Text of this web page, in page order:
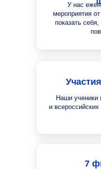
Наши ученики
и
У нас
мероприятия
показать
7